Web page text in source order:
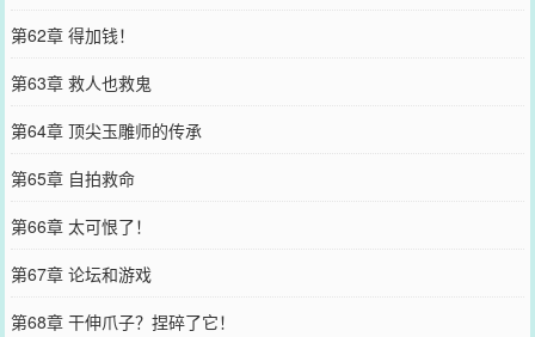
第62章 得加钱！
第63章 救人也救鬼
第64章 顶尖玉雕师的传承
第65章 自拍救命
第66章 太可恨了！
第67章 论坛和游戏
第68章 干伸爪子？捏碎了它！